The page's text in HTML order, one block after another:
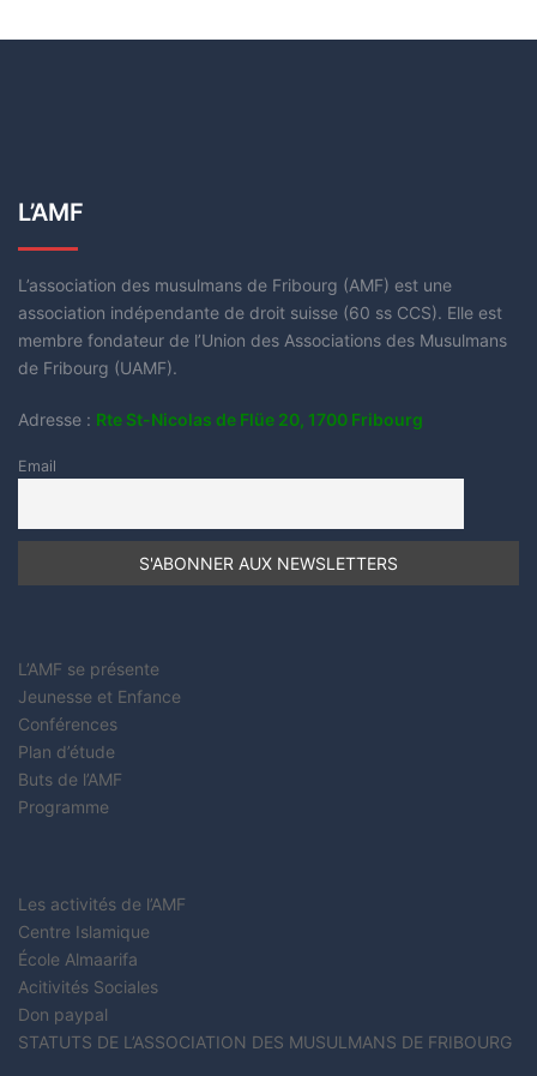
L’AMF
L’association des musulmans de Fribourg (AMF) est une
association indépendante de droit suisse (60 ss CCS). Elle est
membre fondateur de l’Union des Associations des Musulmans
de Fribourg (UAMF).
Adresse : Rte St-Nicolas de Flüe 20, 1700 Fribourg
Email
L’AMF se présente
Jeunesse et Enfance
Conférences
Plan d’étude
Buts de l’AMF
Programme
Les activités de l’AMF
Centre Islamique
École Almaarifa
Acitivités Sociales
Don paypal
STATUTS DE L’ASSOCIATION DES MUSULMANS DE FRIBOURG